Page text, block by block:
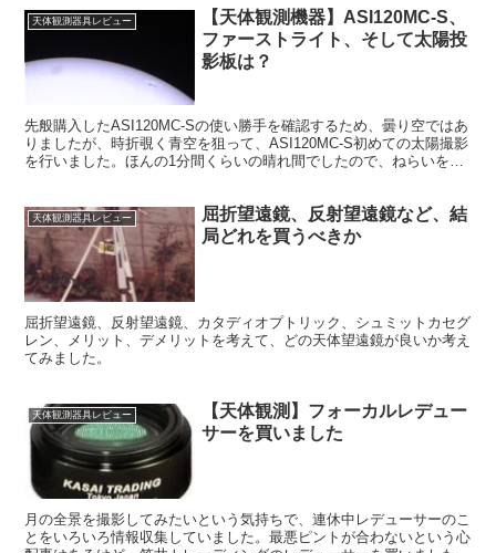
天体観測器具レビュー
【天体観測機器】ASI120MC-S、
ファーストライト、そして太陽投
影板は？
先般購入したASI120MC-Sの使い勝手を確認するため、曇り空ではあ
りましたが、時折覗く青空を狙って、ASI120MC-S初めての太陽撮影
を行いました。ほんの1分間くらいの晴れ間でしたので、ねらいをつ
天体観測器具レビュー
屈折望遠鏡、反射望遠鏡など、結
局どれを買うべきか
屈折望遠鏡、反射望遠鏡、カタディオプトリック、シュミットカセグ
レン、メリット、デメリットを考えて、どの天体望遠鏡が良いか考え
てみました。
天体観測器具レビュー
【天体観測】フォーカルレデュー
サーを買いました
月の全景を撮影してみたいという気持ちで、連休中レデューサーのこ
とをいろいろ情報収集していました。最悪ピントが合わないという心